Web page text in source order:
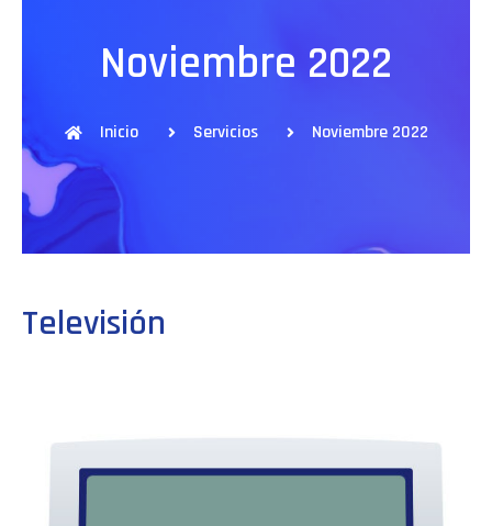
Noviembre 2022
Inicio Servicios Noviembre 2022
Televisión